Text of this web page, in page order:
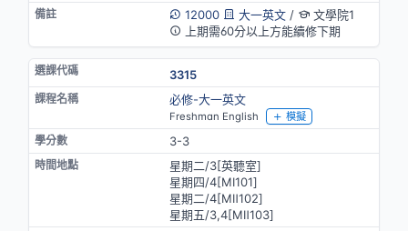
12000
大一英文/
文學院1
上期需60分以上方能續修下期
3315
必修-大一英文
Freshman English 模擬
3-3
星期二/3[英聽室]
星期四/4[MⅠ101]
星期二/4[MⅡ102]
星期五/3,4[MⅡ103]